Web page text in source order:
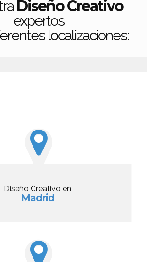
Diseño Creativo
expertos
localizaciones:
Diseño Creativo en
Madrid